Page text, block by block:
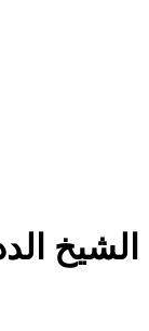
الشيخ